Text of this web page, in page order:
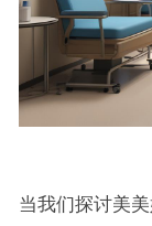
当我们探讨美